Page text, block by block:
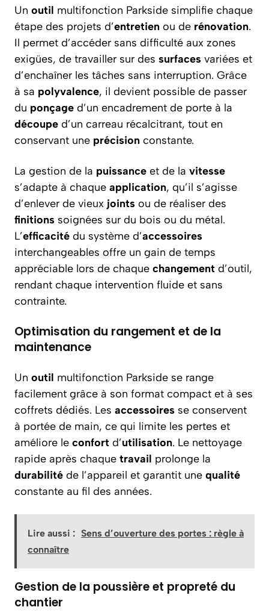
Un outil multifonction Parkside simplifie chaque
étape des projets d’entretien ou de rénovation.
Il permet d’accéder sans difficulté aux zones
exigües, de travailler sur des surfaces variées et
d’enchaîner les tâches sans interruption. Grâce
à sa polyvalence, il devient possible de passer
du ponçage d’un encadrement de porte à la
découpe d’un carreau récalcitrant, tout en
conservant une précision constante.
La gestion de la puissance et de la vitesse
s’adapte à chaque application, qu’il s’agisse
d’enlever de vieux joints ou de réaliser des
finitions soignées sur du bois ou du métal.
L’efficacité du système d’accessoires
interchangeables offre un gain de temps
appréciable lors de chaque changement d’outil,
rendant chaque intervention fluide et sans
contrainte.
Optimisation du rangement et de la
maintenance
Un outil multifonction Parkside se range
facilement grâce à son format compact et à ses
coffrets dédiés. Les accessoires se conservent
à portée de main, ce qui limite les pertes et
améliore le confort d’utilisation. Le nettoyage
rapide après chaque travail prolonge la
durabilité de l’appareil et garantit une qualité
constante au fil des années.
Lire aussi : Sens d’ouverture des portes : règle à
connaître
Gestion de la poussière et propreté du
chantier